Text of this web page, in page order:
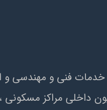
آغاز نمود و هدف اصلي خود را ارائه خدمات
را با انجام پروژه هاي دکوراسيون داخلي